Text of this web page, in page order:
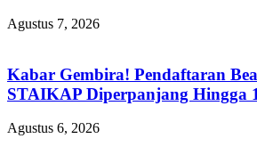
Agustus 7, 2026
Kabar Gembira! Pendaftaran
STAIKAP Diperpanjang Hingga
Agustus 6, 2026